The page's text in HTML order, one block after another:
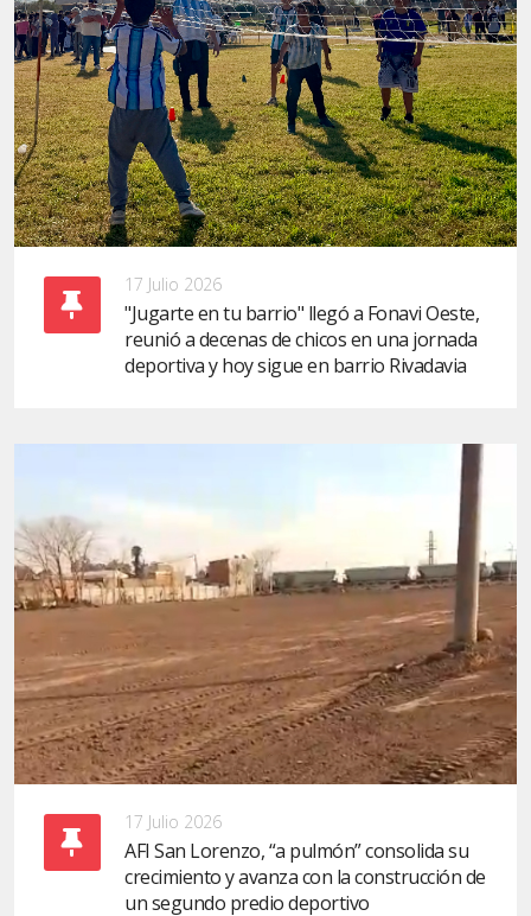
17 Julio 2026
"Jugarte en tu barrio" llegó a Fonavi Oeste,
reunió a decenas de chicos en una jornada
deportiva y hoy sigue en barrio Rivadavia
17 Julio 2026
AFI San Lorenzo, “a pulmón” consolida su
crecimiento y avanza con la construcción de
un segundo predio deportivo